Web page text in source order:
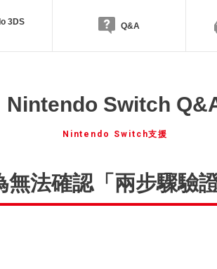
3DS
Q&A
Nintendo Switch
Nintendo Switch支援
法確認「兩步驟驗